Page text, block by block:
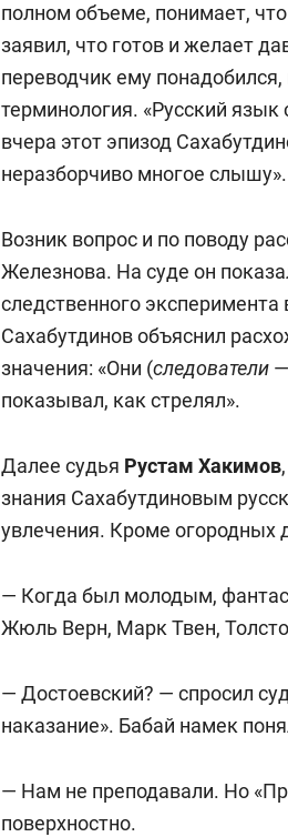
полном объеме, понимает,
заявил, что готов и желает
переводчик ему
терминология. «Русский
вчера этот эпизод
неразборчиво многое слышу».
Возник вопрос и по поводу
Железнова. На суде он
следственного
Сахабутдинов объяснил
значения: «Они (следователи —
показывал, как стрелял».
Далее судья Рустам Хакимов,
знания Сахабутдиновым
увлечения. Кроме огородных
— Когда был молодым,
Жюль Верн, Марк Твен,
— Достоевский? — спросил
наказание». Бабай намек
— Нам не преподавали. Но
поверхностно.